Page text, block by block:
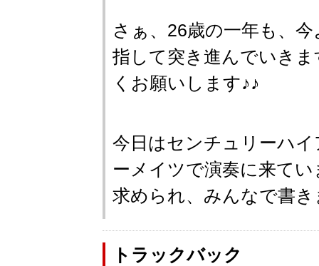
さぁ、26歳の一年も、
指して突き進んでいき
くお願いします♪♪
今日はセンチュリーハ
ーメイツで演奏に来て
求められ、みんなで書
トラックバック